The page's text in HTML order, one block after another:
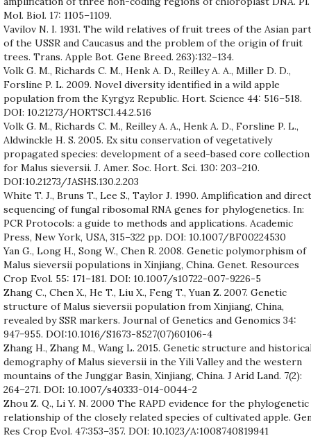
Mol. Biol. 17: 1105–1109.
Vavilov N. I. 1931. The wild relatives of fruit trees of the Asian part
of the USSR and Caucasus and the problem of the origin of fruit
trees. Trans. Applе Bot. Gene Breed. 263):132–134.
Volk G. M., Richards C. M., Henk A. D., Reilley A. A., Miller D. D.,
Forsline P. L. 2009. Novel diversity identified in a wild apple
population from the Kyrgyz Republic. Hort. Science 44: 516–518.
DOI: 10.21273/HORTSCI.44.2.516
Volk G. M., Richards C. M., Reilley A. A., Henk A. D., Forsline P. L.,
Aldwinckle H. S. 2005. Ex situ conservation of vegetatively
propagated species: development of a seed-based core collection
for Malus sieversii. J. Amer. Soc. Hort. Sci. 130: 203–210.
DOI:10.21273/JASHS.130.2.203
White T. J., Bruns T., Lee S., Taylor J. 1990. Amplification and direct
sequencing of fungal ribosomal RNA genes for phylogenetics. In:
PCR Protocols: a guide to methods and applications. Academic
Press, New York, USA, 315–322 pp. DOI: 10.1007/BF00224530
Yan G., Long H., Song W., Chen R. 2008. Genetic polymorphism of
Malus sieversii populations in Xinjiang, China. Genet. Resources
Crop Evol. 55: 171–181. DOI: 10.1007/s10722-007-9226-5
Zhang C., Chen X., He T., Liu X., Feng T., Yuan Z. 2007. Genetic
structure of Malus sieversii population from Xinjiang, China,
revealed by SSR markers. Journal of Genetics and Genomics 34:
947−955. DOI:10.1016/S1673-8527(07)60106-4
Zhang H., Zhang M., Wang L. 2015. Genetic structure and
demography of Malus sieversii in the Yili Valley and the western
mountains of the Junggar Basin, Xinjiang, China. J Arid Land. 7(2):
264–271. DOI: 10.1007/s40333-014-0044-2
Zhou Z. Q., Li Y. N. 2000 The RAPD evidence for the phylogenetic
relationship of the closely related species of cultivated apple.
Res Crop Evol. 47:353–357. DOI: 10.1023/A:1008740819941